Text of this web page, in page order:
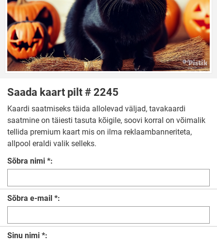
Saada kaart pilt # 2245
Kaardi saatmiseks täida allolevad väljad, tavakaardi
saatmine on täiesti tasuta kõigile, soovi korral on võimalik
tellida premium kaart mis on ilma reklaambanneriteta,
allpool eraldi valik selleks.
Sõbra nimi *:
Sõbra e-mail *:
Sinu nimi *: